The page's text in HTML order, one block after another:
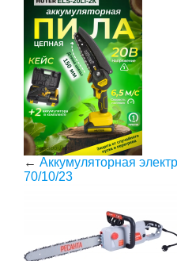
← Аккумуляторная
70/10/23